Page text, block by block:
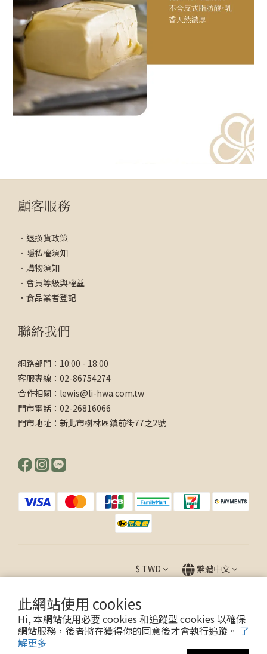
此網站使用 cookies
Hi, 本網站使用必要 cookies 和追蹤型 cookies 以確保
網站服務，後者將在獲得你的同意後才會執行追蹤。 了
解更多
顧客服務
． 退換貨政策
． 隱私權須知
． 購物須知
． 會員等級與權益
． 食品業者登記
聯絡我們
網路部門：10:00 - 18:00
客服專線：02-86754274
合作相關：lewis@li-hwa.com.tw
門市電話：02-26816066
門市地址：新北市樹林區鎮前街77之2號
$ TWD 繁體中文
Copyright © 2026 麗華西點 版權所有
食品業登錄字號：F-134133492-00000-2 統一編號：34133492